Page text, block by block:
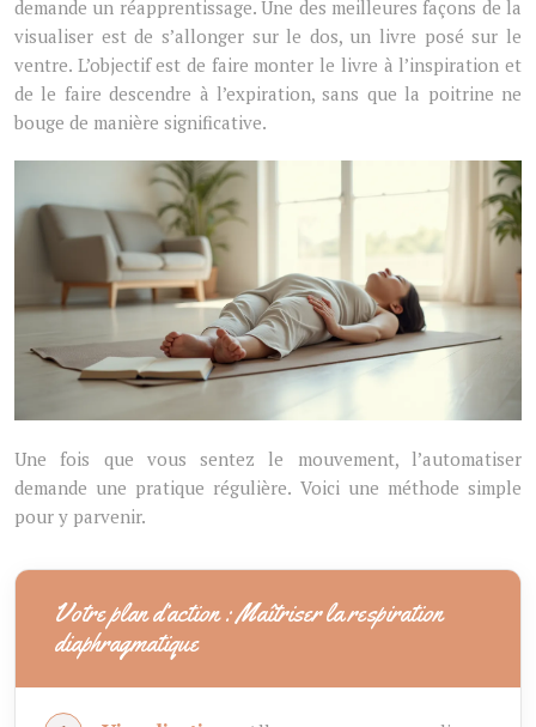
demande un réapprentissage. Une des meilleures façons de la
visualiser est de s’allonger sur le dos, un livre posé sur le
ventre. L’objectif est de faire monter le livre à l’inspiration et
de le faire descendre à l’expiration, sans que la poitrine ne
bouge de manière significative.
Une fois que vous sentez le mouvement, l’automatiser
demande une pratique régulière. Voici une méthode simple
pour y parvenir.
Votre plan d’action : Maîtriser la respiration
diaphragmatique